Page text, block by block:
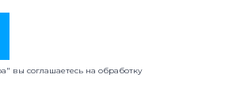
вы соглашаетесь наобработку